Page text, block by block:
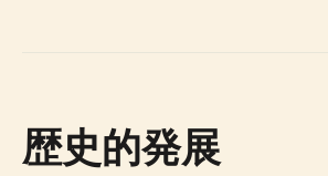
歴史的発展